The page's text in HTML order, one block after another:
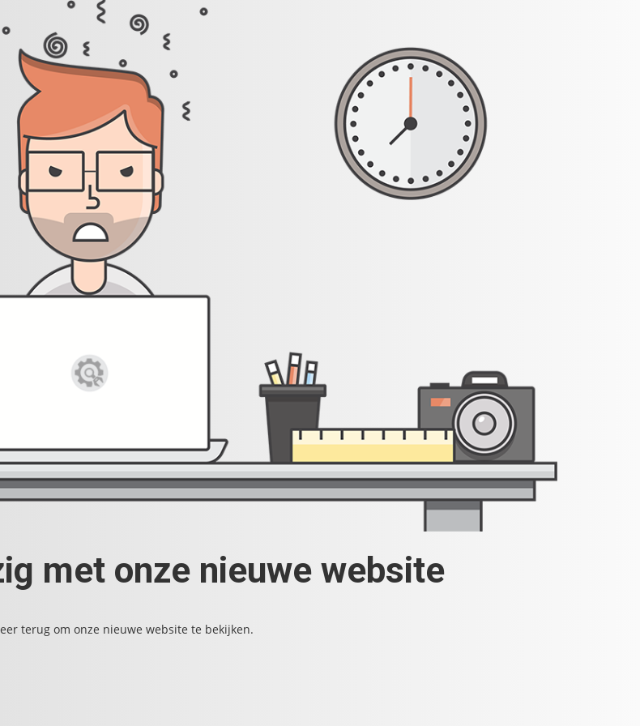
met onze nieuwe website
terug om onze nieuwe website te bekijken.